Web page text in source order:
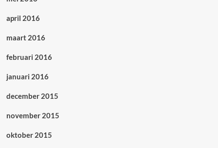
april 2016
maart 2016
februari 2016
januari 2016
december 2015
november 2015
oktober 2015